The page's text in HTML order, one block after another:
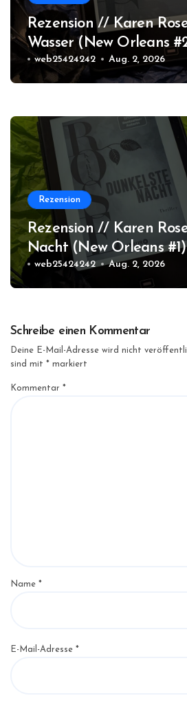
Rezension // Karen
Wasser (New Orleans
web25424242 Aug. 2, 2026
Rezension
Rezension // Karen
Nacht (New Orleans #1)
web25424242 Aug. 2, 2026
Schreibe einen Kommentar
Deine E-Mail-Adresse wird nicht
sind mit * markiert
Kommentar *
Name *
E-Mail-Adresse *